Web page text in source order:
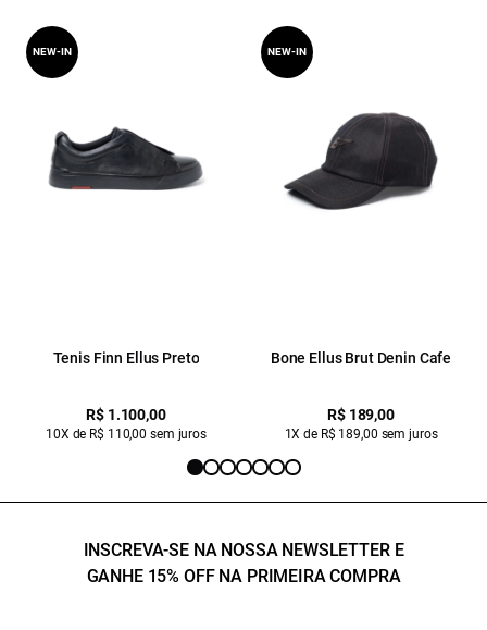
Tenis Finn Ellus Preto
R$ 1.100,00
10X de R$ 110,00 sem juros
NEW-IN
Bone Ellus Brut Denin Cafe
R$ 189,00
1X de R$ 189,00 sem juros
NEW-IN
INSCREVA-SE NA NOSSA NEWSLETTER E
GANHE 15% OFF NA PRIMEIRA COMPRA